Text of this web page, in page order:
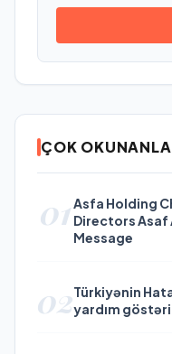
ÇOK
01Asfa Holding
Directors Asaf
Message
02Türkiyənin
yardım